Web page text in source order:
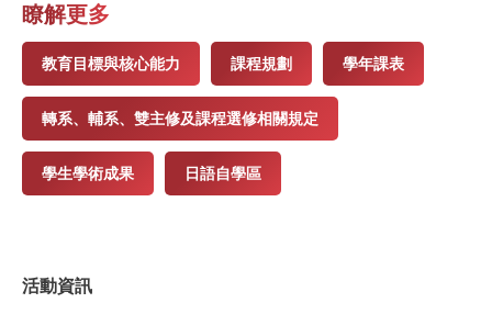
瞭解更多
教育目標與核心能力 課程規劃 學年課表
轉系、輔系、雙主修及課程選修相關規定
學生學術成果 日語自學區
活動資訊